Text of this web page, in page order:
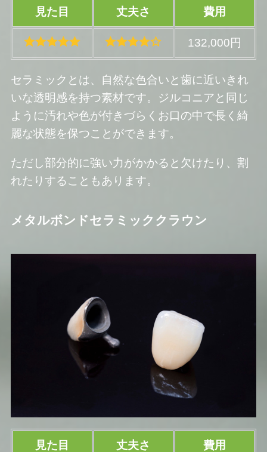
見た目 丈夫さ 費用
132,000円
セラミックとは、自然な色合いと歯に近いきれ
いな透明感を持つ素材です。ジルコニアと同じ
ように汚れや色が付きづらくお口の中で長く綺
麗な状態を保つことができます。
ただし部分的に強い力がかかると欠けたり、割
れたりすることもあります。
メタルボンドセラミッククラウン
見た目 丈夫さ 費用